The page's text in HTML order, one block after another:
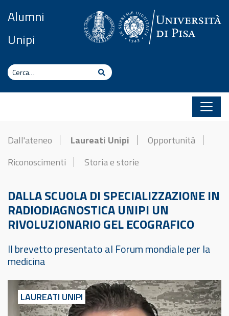
Alumni
Unipi
Cerca Cerca
Dall'ateneo Laureati Unipi
Opportunità
Riconoscimenti
Storia e storie
DALLA SCUOLA DI SPECIALIZZAZIONE IN
RADIODIAGNOSTICA UNIPI UN
RIVOLUZIONARIO GEL ECOGRAFICO
Il brevetto presentato al Forum mondiale per la
medicina
LAUREATI UNIPI